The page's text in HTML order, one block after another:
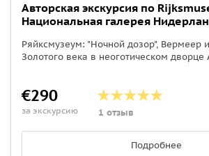
Авторская экскурсия по
Национальная галерея
Ряйксмузеум: "Ночной дозор", Вермеер
Золотого века в неоготическом дворце
€290
за экскурсию 1 отзыв
Подробнее